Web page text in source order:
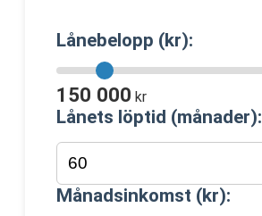
Lånebelopp (kr):
150 000 kr
Lånets löptid (månader):
Månadsinkomst (kr):